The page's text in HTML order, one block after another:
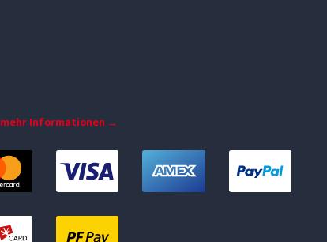
mehr Informationen →